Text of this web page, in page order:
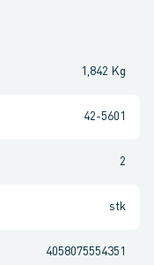
1,842 Kg
42-5601
2
stk
4058075554351